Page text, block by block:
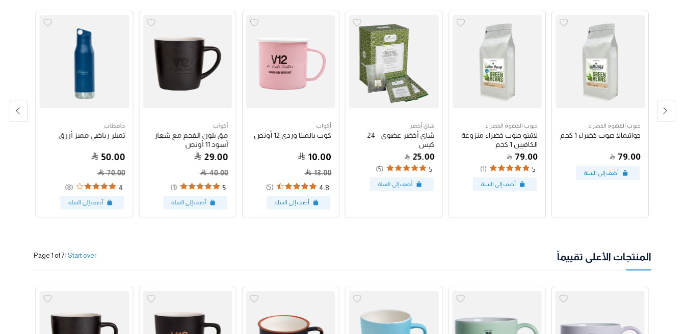
حبوب القهوة الخضراء
جواتيمالا حبوب خضراء 1 كجم
79.00
حبوب القهوة الخضراء
لاتينو حبوب خضراء منزوعة
الكافيين 1 كجم
79.00
5
(1)
شاي أخضر
شاي أخضر عضوي - 24
كيس
25.00
5
(5)
أكواب
كوب بالمينا وردي 12 أونص
10.00
13.00
4.8
(5)
أكواب
مق بلون الفحم مع شعار
أسود 11 أونص
29.00
40.00
5
(1)
حافظات
تمبلر رياضي مميز أزرق
50.00
70.00
4
(8)
المنتجات الأعلى تقييماً Page 1 of 7| Start over